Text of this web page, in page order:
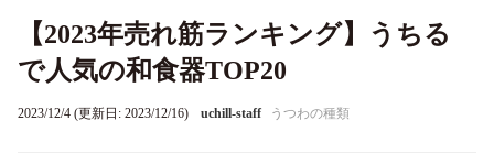
【2023年売れ筋ランキング】うちる
で人気の和食器TOP20
2023/12/4 (更新日: 2023/12/16) uchill-staff うつわの種類